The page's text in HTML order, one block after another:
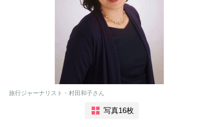
旅行ジャーナリスト・村田和子さん
写真16枚